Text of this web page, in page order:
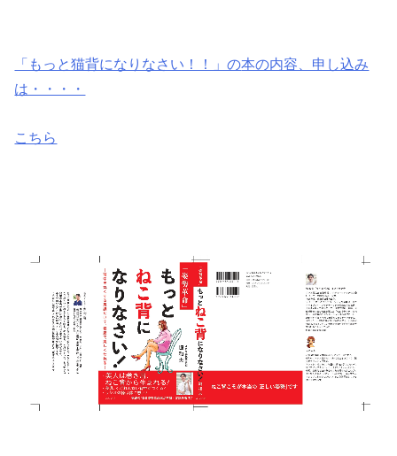
「もっと猫背になりなさい！！」の本の内容、申し込み
は・・・・
こちら